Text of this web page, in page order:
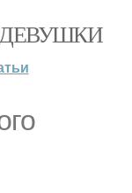
ДЕВУШКИ